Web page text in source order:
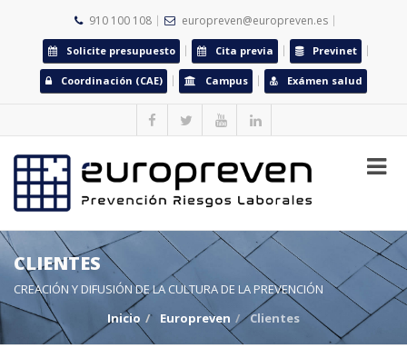
910 100 108 europreven@europreven.es
Solicite presupuesto Cita previa Previnet
Coordinación (CAE) Campus Exámen salud
CLIENTES
CREACIÓN Y DIFUSIÓN DE LA CULTURA DE LA PREVENCIÓN
Inicio
Europreven Clientes